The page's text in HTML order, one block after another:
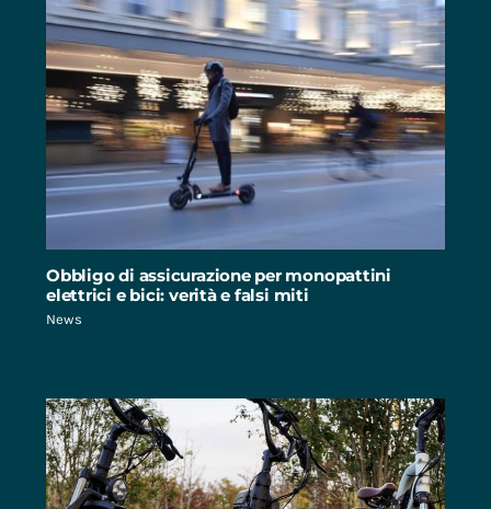
Obbligo di assicurazione per monopattini
elettrici e bici: verità e falsi miti
News